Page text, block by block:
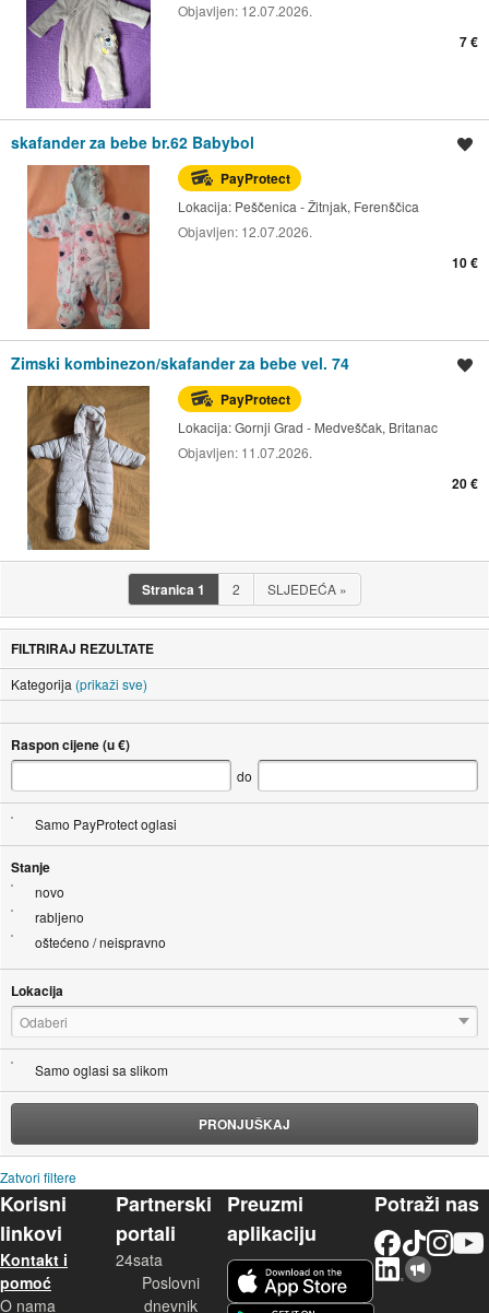
Objavljen: 12.07.2026.
7 €
skafander za bebe br.62 Babybol
PayProtect
Lokacija: Peščenica - Žitnjak, Ferenščica
Objavljen: 12.07.2026.
10 €
Zimski kombinezon/skafander za bebe vel. 74
PayProtect
Lokacija:Gornji Grad - Medveščak, Britanac
Objavljen: 11.07.2026.
20 €
Stranica1 2 SLJEDEĆA »
FILTRIRAJ REZULTATE
Kategorija (prikaži sve)
Raspon cijene (u €)
do
Samo PayProtect oglasi
Stanje
novo
rabljeno
oštećeno / neispravno
Lokacija
Odaberi
Samo oglasi sa slikom
PRONJUŠKAJ
Zatvori filtere
Korisni
linkovi
Kontakt i
pomoć
O nama
Partnerski
portali
24sata
Poslovni
dnevnik
Preuzmi
aplikaciju
Potraži nas